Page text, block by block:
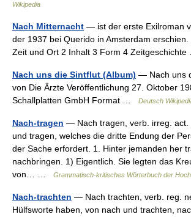
Wikipedia
Nach Mitternacht — ist der erste Exilroman
der 1937 bei Querido in Amsterdam erschien.
Zeit und Ort 2 Inhalt 3 Form 4
Nach uns die Sintflut (Album) — Nach uns
von Die Ärzte Veröffentlichung 27. Oktober
Schallplatten GmbH Format …
Deutsch
Nach-tragen — Nach tragen, verb. irreg. act.
und tragen, welches die dritte Endung der
der Sache erfordert. 1. Hinter jemanden her
nachbringen. 1) Eigentlich. Sie legten das
von… …
Grammatisch-kritisches Wörterbuch der
Nach-trachten — Nach trachten, verb. reg.
Hülfsworte haben, von nach und trachten,